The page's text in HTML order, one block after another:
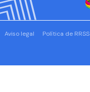
Aviso legal Política de RRSS